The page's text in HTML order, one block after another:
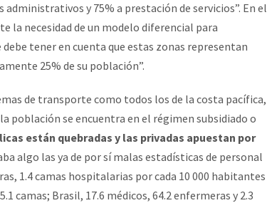
y 75% a prestación de servicios”. En el
la necesidad de un modelo diferencial para
tener en cuenta que estas zonas representan
25% de su población”.
de transporte como todos los de la costa pacífica,
población se encuentra en el régimen subsidiado o
están quebradas y las privadas apuestan por
algo las ya de por sí malas estadísticas de personal
1.4 camas hospitalarias por cada 10 000 habitantes
camas; Brasil, 17.6 médicos, 64.2 enfermeras y 2.3